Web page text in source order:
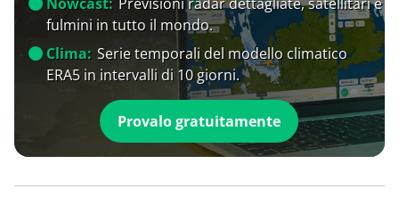
fulmini in tutto il mondo.
Clima: Serie temporali del modello climatico
ERA5 in intervalli di 10 giorni.
Provalo gratuitamente